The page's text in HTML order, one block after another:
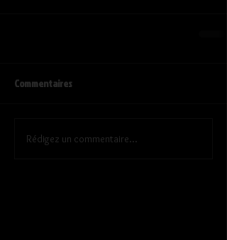
Commentaires
Rédigez un commentaire...